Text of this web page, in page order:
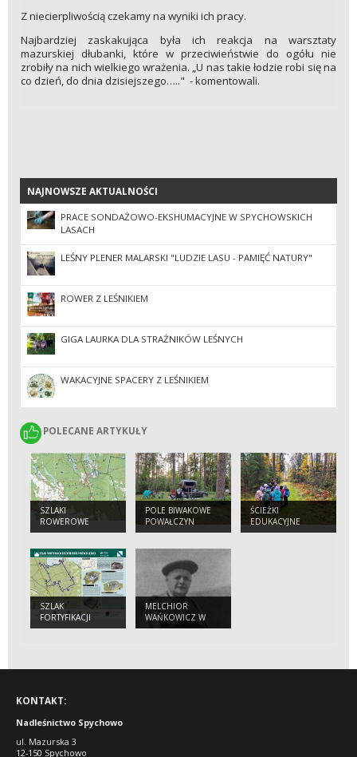
Z niecierpliwością czekamy na wyniki ich pracy.
Najbardziej zaskakująca była ich reakcja na warsztaty
mazurskiej dłubanki, które w przeciwieństwie do ogółu nie
zrobiły na nich wielkiego wrażenia. „U nas takie łodzie robi się na
co dzień, do dnia dzisiejszego….." - komentowali.
NAJNOWSZE AKTUALNOŚCI
NAJNOWSZE AKTUALNOŚCI
PRACE SONDAŻOWO-EKSHUMACYJNE W SPYCHOWSKICH
LASACH
LEŚNY PLENER MALARSKI "LUDZIE LASU - PAMIĘĆ NATURY"
ROWER Z LEŚNIKIEM
GIGA LAURKA DLA STRAŻNIKÓW LEŚNYCH
WAKACYJNE SPACERY Z LEŚNIKIEM
POLECANE ARTYKUŁY
POLECANE ARTYKUŁY
SZLAKI
ROWEROWE
POLE BIWAKOWE
POWAŁCZYN
ŚCIEŻKI
EDUKACYJNE
SZLAK
FORTYFIKACJI
SZCZYCIEŃSKIEJ
MELCHIOR
WAŃKOWICZ W
NADLEŚNICTWIE
KONTAKT:
Nadleśnictwo Spychowo
ul. Mazurska 3
12-150 Spychowo